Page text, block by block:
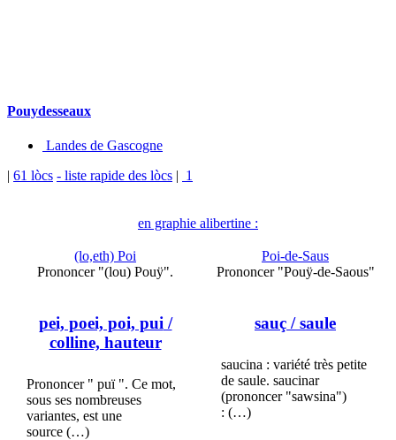
Pouydesseaux
Landes de Gascogne
| 61 lòcs - liste rapide des lòcs | 1
en graphie alibertine :
(lo,eth) Poi
Prononcer "(lou) Pouÿ".
pei, poei, poi, pui /
colline, hauteur
Prononcer " puï ". Ce mot,
sous ses nombreuses
variantes, est une
source (…)
Poi-de-Saus
Prononcer "Pouÿ-de-Saous"
sauç / saule
saucina : variété très petite
de saule. saucinar
(prononcer "sawsina")
: (…)